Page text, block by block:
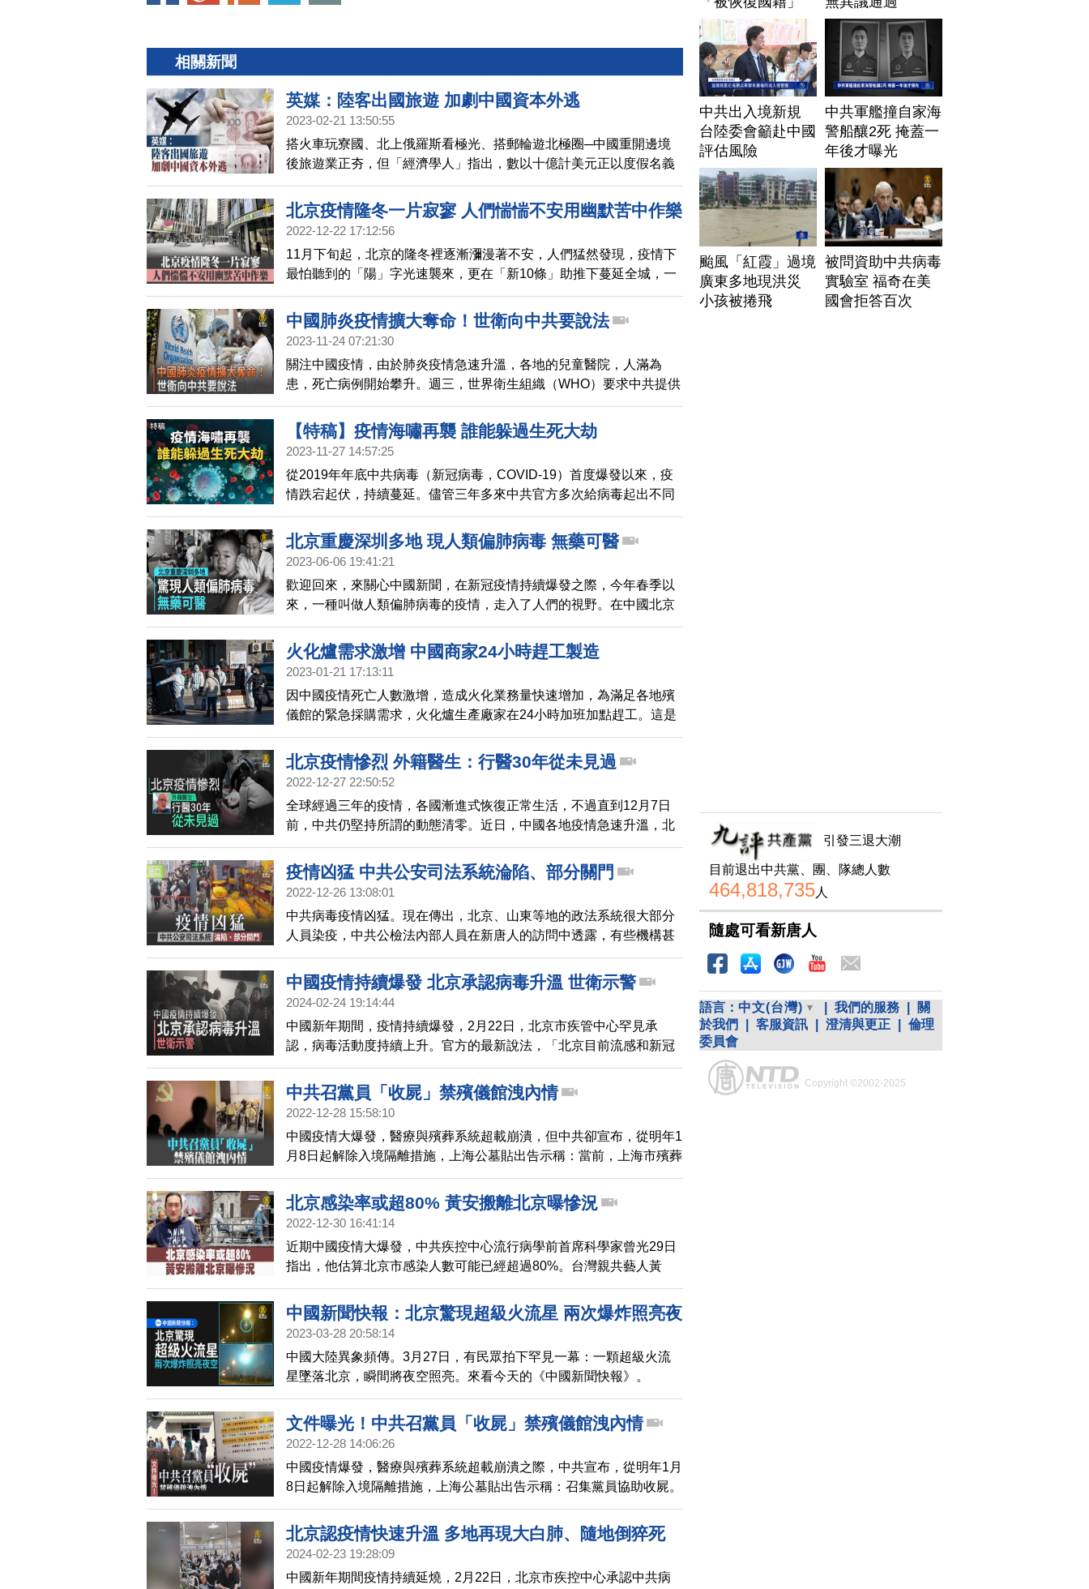
相關新聞
英媒：陸客出國旅遊 加劇中國資本外逃
2023-02-21 13:50:55
搭火車玩寮國、北上俄羅斯看極光、搭郵輪遊北極圈─中國重開邊境
後旅遊業正夯，但「經濟學人」指出，數以十億計美元正以度假名義
外流，中國出境觀光愈旺，資本外逃就愈嚴重。
北京疫情隆冬一片寂寥 人們惴惴不安用幽默苦中作樂
2022-12-22 17:12:56
11月下旬起，北京的隆冬裡逐漸瀰漫著不安，人們猛然發現，疫情下
最怕聽到的「陽」字光速襲來，更在「新10條」助推下蔓延全城，一
度人車絕跡，景象寂寥。凝結中，滿是不安。
中國肺炎疫情擴大奪命！世衛向中共要說法
2023-11-24 07:21:30
關注中國疫情，由於肺炎疫情急速升溫，各地的兒童醫院，人滿為
患，死亡病例開始攀升。週三，世界衛生組織（WHO）要求中共提供
更多細節。
【特稿】疫情海嘯再襲 誰能躲過生死大劫
2023-11-27 14:57:25
從2019年年底中共病毒（新冠病毒，COVID-19）首度爆發以來，疫
情跌宕起伏，持續蔓延。儘管三年多來中共官方多次給病毒起出不同
的名稱以掩蓋疫情，但瘟疫從未真正停止或離開過。
北京重慶深圳多地 現人類偏肺病毒 無藥可醫
2023-06-06 19:41:21
歡迎回來，來關心中國新聞，在新冠疫情持續爆發之際，今年春季以
來，一種叫做人類偏肺病毒的疫情，走入了人們的視野。在中國北京
等多地發現感染病例，目前無藥可醫。
火化爐需求激增 中國商家24小時趕工製造
2023-01-21 17:13:11
因中國疫情死亡人數激增，造成火化業務量快速增加，為滿足各地殯
儀館的緊急採購需求，火化爐生產廠家在24小時加班加點趕工。這是
COVID-19疫情造成中國大規模人口死亡的又一個證據。
北京疫情慘烈 外籍醫生：行醫30年從未見過
2022-12-27 22:50:52
全球經過三年的疫情，各國漸進式恢復正常生活，不過直到12月7日
前，中共仍堅持所謂的動態清零。近日，中國各地疫情急速升溫，北
京疫情尤其嚴重，醫院、火葬場不堪負荷，在北京行醫多年的外籍醫
生們表示，這種情況前所未見。
疫情凶猛 中共公安司法系統淪陷、部分關門
2022-12-26 13:08:01
中共病毒疫情凶猛。現在傳出，北京、山東等地的政法系統很大部分
人員染疫，中共公檢法內部人員在新唐人的訪問中透露，有些機構甚
至已經關門。
中國疫情持續爆發 北京承認病毒升溫 世衛示警
2024-02-24 19:14:44
中國新年期間，疫情持續爆發，2月22日，北京市疾管中心罕見承
認，病毒活動度持續上升。官方的最新說法，「北京目前流感和新冠
共同流行」，引發質疑，很多民眾認為，疫情從未消失。
中共召黨員「收屍」禁殯儀館洩內情
2022-12-28 15:58:10
中國疫情大爆發，醫療與殯葬系統超載崩潰，但中共卻宣布，從明年1
月8日起解除入境隔離措施，上海公墓貼出告示稱：當前，上海市殯葬
服務中心下屬三家殯儀館，正處於業務量超負荷，人力物力嚴重緊缺
的困難時刻」，因此請求「廣大黨員支援」。另外，北京東郊殯儀館
發出緊急通知，表示嚴禁員工接受媒體或組織的採訪；嚴禁拍攝工作
北京感染率或超80% 黃安搬離北京曝慘況
2022-12-30 16:41:14
近期中國疫情大爆發，中共疾控中心流行病學前首席科學家曾光29日
指出，他估算北京市感染人數可能已經超過80%。台灣親共藝人黃
安，前不久從北京移居福州，近日回到北京收拾行李，也曝光北京慘
況。黃安寫道，「網上盛傳殯儀館火化都要排大隊，排隊的背後，是
多少個心碎的家庭！已經『乙類乙管』，新冠感染就這樣了......」，而
中國新聞快報：北京驚現超級火流星 兩次爆炸照亮夜
空
2023-03-28 20:58:14
中國大陸異象頻傳。3月27日，有民眾拍下罕見一幕：一顆超級火流
星墜落北京，瞬間將夜空照亮。來看今天的《中國新聞快報》。
文件曝光！中共召黨員「收屍」禁殯儀館洩內情
2022-12-28 14:06:26
中國疫情爆發，醫療與殯葬系統超載崩潰之際，中共宣布，從明年1月
8日起解除入境隔離措施，上海公墓貼出告示稱：召集黨員協助收屍。
另外，北京東郊殯儀館發出緊急通知，嚴禁員工接受媒體或組織的採
訪；嚴禁拍攝工作情況，封鎖大量民眾染疫身亡的消息。
北京認疫情快速升溫 多地再現大白肺、隨地倒猝死
2024-02-23 19:28:09
中國新年期間疫情持續延燒，2月22日，北京市疾控中心承認中共病
中共出入境新規
台陸委會籲赴中國
評估風險
中共軍艦撞自家海
警船釀2死 掩蓋一
年後才曝光
颱風「紅霞」過境
廣東多地現洪災
小孩被捲飛
被問資助中共病毒
實驗室 福奇在美
國會拒答百次
引發三退大潮
目前退出中共黨、團、隊總人數
464,818,735人
隨處可看新唐人
語言： 中文(台灣) 我們的服務
關
於我們
客服資訊 澄清與更正
倫理
委員會
Copyright ©2002-2025